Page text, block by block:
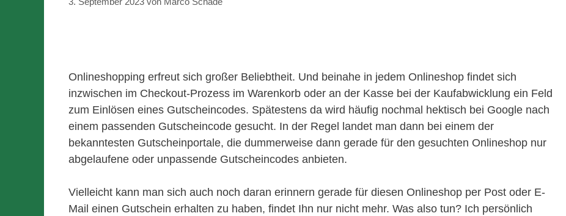
Onlineshopping erfreut sich großer Beliebtheit. Und beinahe in jedem Onlineshop findet sich
inzwischen im Checkout-Prozess im Warenkorb oder an der Kasse bei der Kaufabwicklung ein Feld
zum Einlösen eines Gutscheincodes. Spätestens da wird häufig nochmal hektisch bei Google nach
einem passenden Gutscheincode gesucht. In der Regel landet man dann bei einem der
bekanntesten Gutscheinportale, die dummerweise dann gerade für den gesuchten Onlineshop nur
abgelaufene oder unpassende Gutscheincodes anbieten.
Vielleicht kann man sich auch noch daran erinnern gerade für diesen Onlineshop per Post oder E-
Mail einen Gutschein erhalten zu haben, findet Ihn nur nicht mehr. Was also tun? Ich persönlich